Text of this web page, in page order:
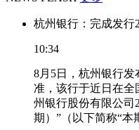
杭州银行：完成发行
10:34
8月5日，杭州银行
准，该行于近日在全
州银行股份有限公司
期）”（以下简称“本